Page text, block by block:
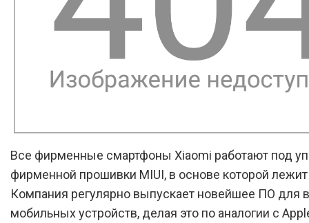
Все фирменные смартфоны Xiaomi работают под
фирменной прошивки MIUI, в основе которой
Компания регулярно выпускает новейшее ПО для
мобильных устройств, делая это по аналогии с